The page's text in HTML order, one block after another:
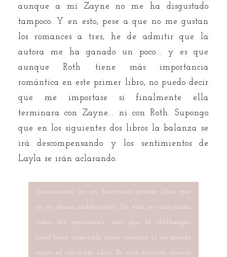
aunque a mí Zayne no me ha disgustado
tampoco. Y en esto, pese a que no me gustan
los romances a tres, he de admitir que la
autora me ha ganado un poco... y es que
aunque Roth tiene más importancia
romántica en este primer libro, no puedo decir
que me importase si finalmente ella
terminara con Zayne... ni con Roth. Supongo
que en los siguientes dos libros la balanza se
irá descompensando y los sentimientos de
Layla se irán aclarando.
Resumiendo , es un fantástico primer libro que
no os dejará indiferentes. No solo os cautivarán
todos los personajes, sino que el cliffhanger
final hará imposible para vosotros el no querer
coger el siguiente libro. Es una historia amena